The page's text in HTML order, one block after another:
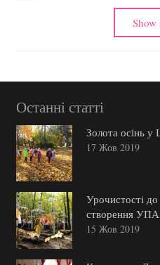
Show
Останні статті
Золота осінь
17 Жов 2019
Урочистості до
створення УПА
15 Жов 2019